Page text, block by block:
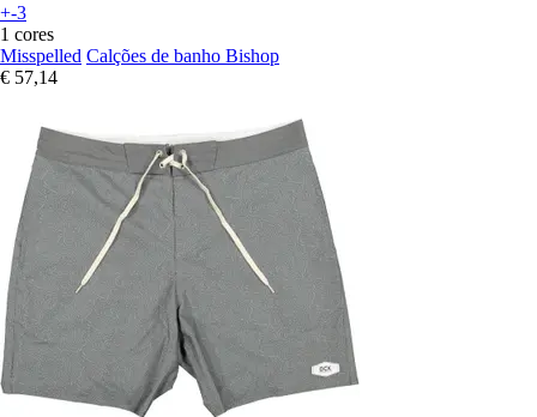
+-3
1 cores
Misspelled Calções de banho Bishop
€ 57,14